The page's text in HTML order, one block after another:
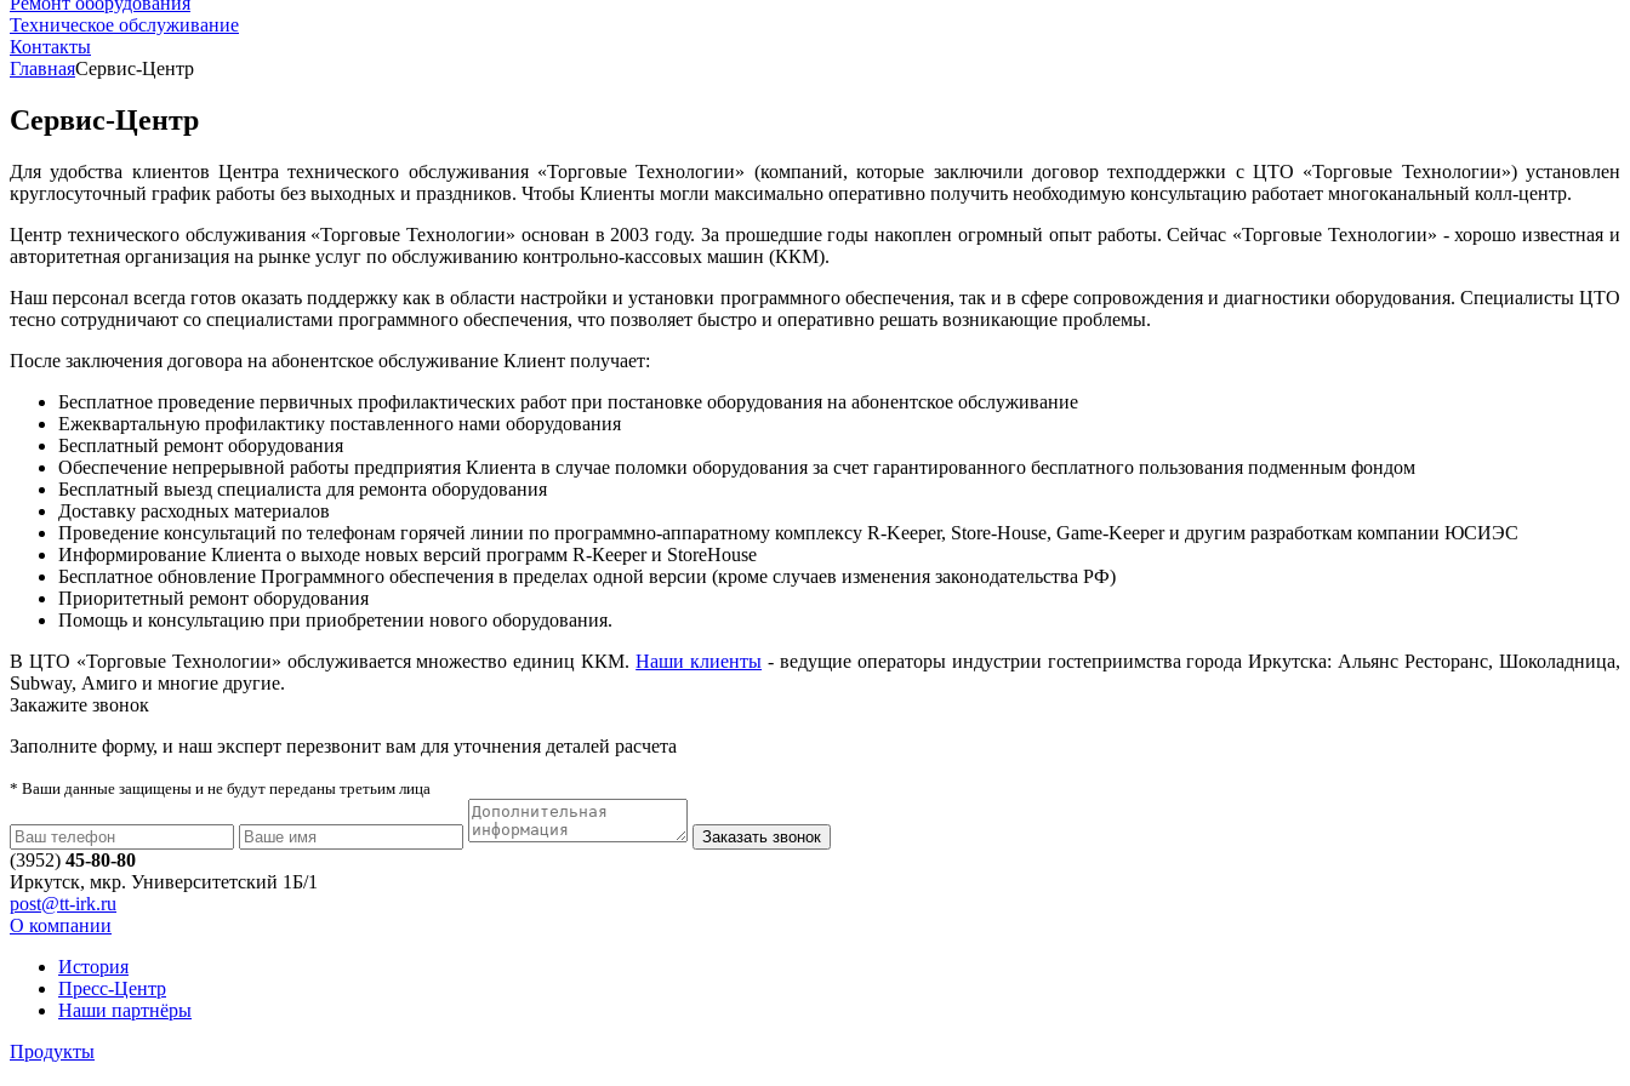
Техническое обслуживание
Контакты
ГлавнаяСервис-Центр
Сервис-Центр
Для удобства клиентов Центра технического обслуживания «Торговые Технологии» (компаний, которые заключили договор техподдержки с ЦТО «Торговые Технологии») установлен
круглосуточный график работы без выходных и праздников. Чтобы Клиенты могли максимально оперативно получить необходимую консультацию работает многоканальный колл-центр.
Центр технического обслуживания «Торговые Технологии» основан в 2003 году. За прошедшие годы накоплен огромный опыт работы. Сейчас «Торговые Технологии» - хорошо известная и
авторитетная организация на рынке услуг по обслуживанию контрольно-кассовых машин (ККМ).
Наш персонал всегда готов оказать поддержку как в области настройки и установки программного обеспечения, так и в сфере сопровождения и диагностики оборудования. Специалисты ЦТО
тесно сотрудничают со специалистами программного обеспечения, что позволяет быстро и оперативно решать возникающие проблемы.
После заключения договора на абонентское обслуживание Клиент получает:
Бесплатное проведение первичных профилактических работ при постановке оборудования на абонентское обслуживание
Ежеквартальную профилактику поставленного нами оборудования
Бесплатный ремонт оборудования
Обеспечение непрерывной работы предприятия Клиента в случае поломки оборудования за счет гарантированного бесплатного пользования подменным фондом
Бесплатный выезд специалиста для ремонта оборудования
Доставку расходных материалов
Проведение консультаций по телефонам горячей линии по программно-аппаратному комплексу R-Keeper, Store-House, Game-Keeper и другим разработкам компании ЮСИЭС
Информирование Клиента о выходе новых версий программ R-Кeeper и StoreHouse
Бесплатное обновление Программного обеспечения в пределах одной версии (кроме случаев изменения законодательства РФ)
Приоритетный ремонт оборудования
Помощь и консультацию при приобретении нового оборудования.
В ЦТО «Торговые Технологии» обслуживается множество единиц ККМ.Наши клиенты - ведущие операторы индустрии гостеприимства города Иркутска: Альянс Ресторанс, Шоколадница,
Subway, Амиго и многие другие.
Закажите звонок
Заполните форму, и наш эксперт перезвонит вам для уточнения деталей расчета
* Ваши данные защищены и не будут переданы третьим лица
(3952) 45-80-80
Иркутск, мкр. Университетский 1Б/1
post@tt-irk.ru
О компании
История
Пресс-Центр
Наши партнёры
Продукты